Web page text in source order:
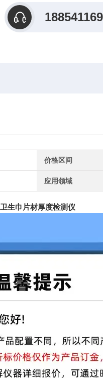
价格区间
应用领域
卫生巾片材厚度检测仪